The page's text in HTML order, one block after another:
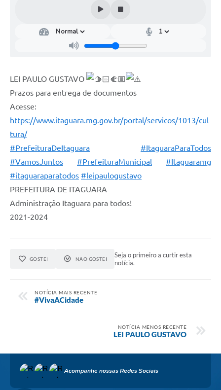
LEI PAULO GUSTAVO
Prazos para entrega de documentos
Acesse:
https://www.itaguara.mg.gov.br/portal/servicos/1013/cul
tura/
#PrefeituraDeItaguara
#ItaguaraParaTodos
#VamosJuntos
#PrefeituraMunicipal
#Itaguaramg
#itaguaraparatodos #leipaulogustavo
PREFEITURA DE ITAGUARA⠀
Administração Itaguara para todos!⠀
2021-2024
GOSTEI NÃO GOSTEI
Seja o primeiro a curtir esta
notícia.
NOTÍCIA MAIS RECENTE
#VivaACidade
NOTÍCIA MENOS RECENTE
LEI PAULO GUSTAVO
Acompanhe nossas Redes Sociais